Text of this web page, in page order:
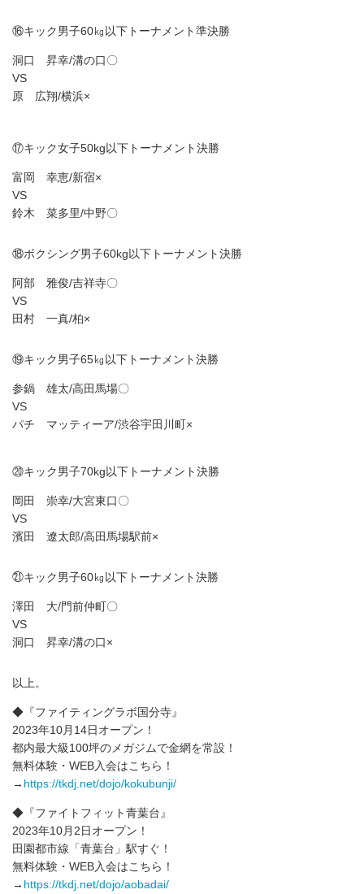
⑯キック男子60㎏以下トーナメント準決勝
洞口 昇幸/溝の口〇
VS
原 広翔/横浜×
⑰キック女子50kg以下トーナメント決勝
富岡 幸恵/新宿×
VS
鈴木 菜多里/中野〇
⑱ボクシング男子60kg以下トーナメント決勝
阿部 雅俊/吉祥寺〇
VS
田村 一真/柏×
⑲キック男子65㎏以下トーナメント決勝
参鍋 雄太/高田馬場〇
VS
パチ マッティーア/渋谷宇田川町×
⑳キック男子70kg以下トーナメント決勝
岡田 崇幸/大宮東口〇
VS
濱田 遼太郎/高田馬場駅前×
㉑キック男子60㎏以下トーナメント決勝
澤田 大/門前仲町〇
VS
洞口 昇幸/溝の口×
以上。
◆『ファイティングラボ国分寺』
2023年10月14日オープン！
都内最大級100坪のメガジムで金網を常設！
無料体験・WEB入会はこちら！
→ https://tkdj.net/dojo/kokubunji/
◆『ファイトフィット青葉台』
2023年10月2日オープン！
田園都市線「青葉台」駅すぐ！
無料体験・WEB入会はこちら！
→ https://tkdj.net/dojo/aobadai/